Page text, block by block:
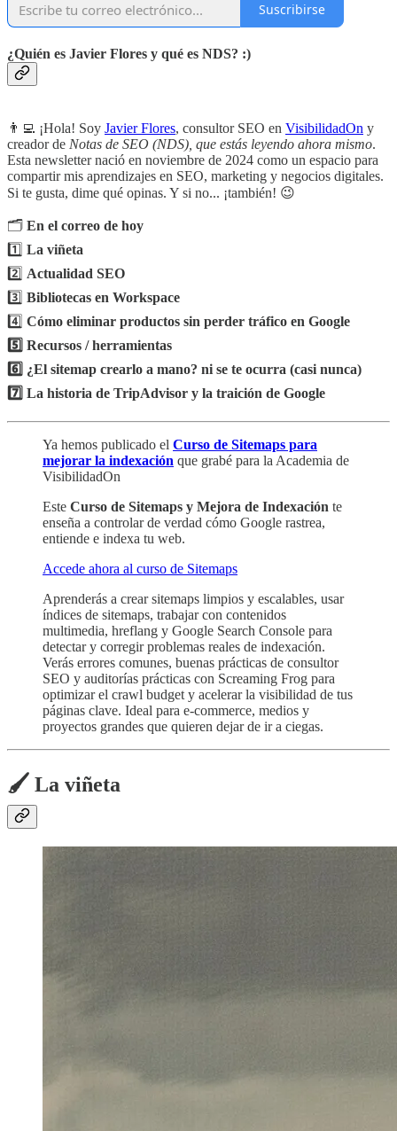
Suscribirse
¿Quién es Javier Flores y qué es NDS? :)
👨‍💻 ¡Hola! Soy Javier Flores, consultor SEO en VisibilidadOn y
creador de Notas de SEO (NDS), que estás leyendo ahora mismo.
Esta newsletter nació en noviembre de 2024 como un espacio para
compartir mis aprendizajes en SEO, marketing y negocios digitales.
Si te gusta, dime qué opinas. Y si no... ¡también! 😉
🗂️ En el correo de hoy
1️⃣ La viñeta
2️⃣ Actualidad SEO
3️⃣ Bibliotecas en Workspace
4️⃣ Cómo eliminar productos sin perder tráfico en Google
5️⃣ Recursos / herramientas
6️⃣ ¿El sitemap crearlo a mano? ni se te ocurra (casi nunca)
7️⃣ La historia de TripAdvisor y la traición de Google
Ya hemos publicado el Curso de Sitemaps para
mejorar la indexación que grabé para la Academia de
VisibilidadOn
Este Curso de Sitemaps y Mejora de Indexación te
enseña a controlar de verdad cómo Google rastrea,
entiende e indexa tu web.
Accede ahora al curso de Sitemaps
Aprenderás a crear sitemaps limpios y escalables, usar
índices de sitemaps, trabajar con contenidos
multimedia, hreflang y Google Search Console para
detectar y corregir problemas reales de indexación.
Verás errores comunes, buenas prácticas de consultor
SEO y auditorías prácticas con Screaming Frog para
optimizar el crawl budget y acelerar la visibilidad de tus
páginas clave. Ideal para e-commerce, medios y
proyectos grandes que quieren dejar de ir a ciegas.
🖌️ La viñeta